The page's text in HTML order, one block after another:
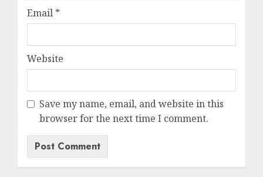
Email *
Website
Save my name, email, and website in this
browser for the next time I comment.